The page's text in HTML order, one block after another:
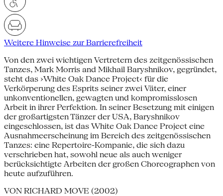
Weitere Hinweise zur Barrierefreiheit
Von den zwei wichtigen Vertretern des zeitgenössischen
Tanzes, Mark Morris and Mikhail Baryshnikov, gegründet,
steht das ›White Oak Dance Project‹ für die
Verkörperung des Esprits seiner zwei Väter, einer
unkonventionellen, gewagten und kompromisslosen
Arbeit in ihrer Perfektion. In seiner Besetzung mit einigen
der großartigsten Tänzer der USA, Baryshnikov
eingeschlossen, ist das White Oak Dance Project eine
Ausnahmeerscheinung im Bereich des zeitgenössischen
Tanzes: eine Repertoire-Kompanie, die sich dazu
verschrieben hat, sowohl neue als auch weniger
berücksichtigte Arbeiten der großen Choreographen von
heute aufzuführen.
VON RICHARD MOVE (2002)